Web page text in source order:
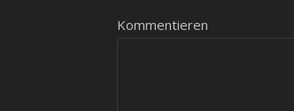
Kommentieren